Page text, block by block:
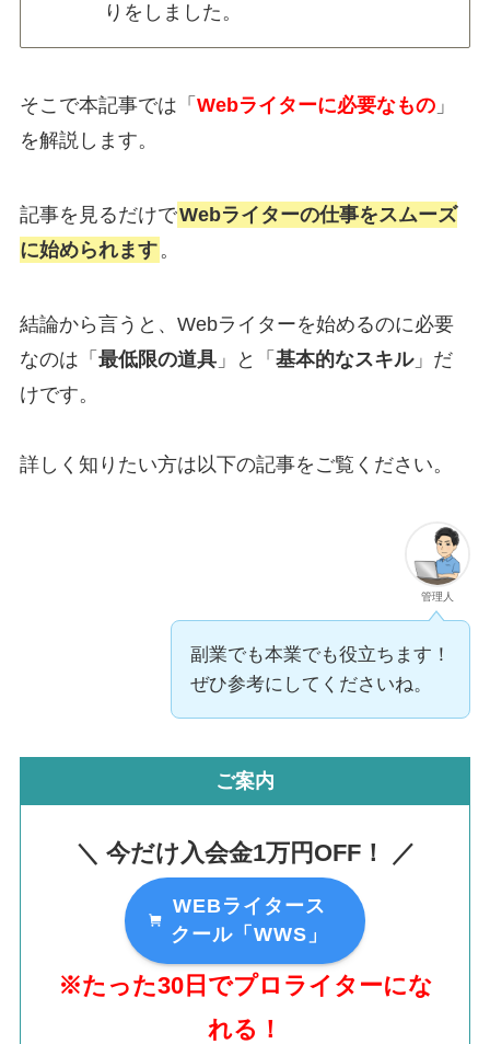
りをしました。
そこで本記事では「 Webライターに必要なもの」
を解説します。
記事を見るだけでWebライターの仕事をスムーズ
に始められます 。
結論から言うと、Webライターを始めるのに必要
なのは「 最低限の道具」と「 基本的なスキル」だ
けです。
詳しく知りたい方は以下の記事をご覧ください。
管理人
副業でも本業でも役立ちます！
ぜひ参考にしてくださいね。
ご案内
＼ 今だけ入会金1万円OFF！ ／
WEBライタース
クール「WWS」
※たった30日でプロライターにな
れる！